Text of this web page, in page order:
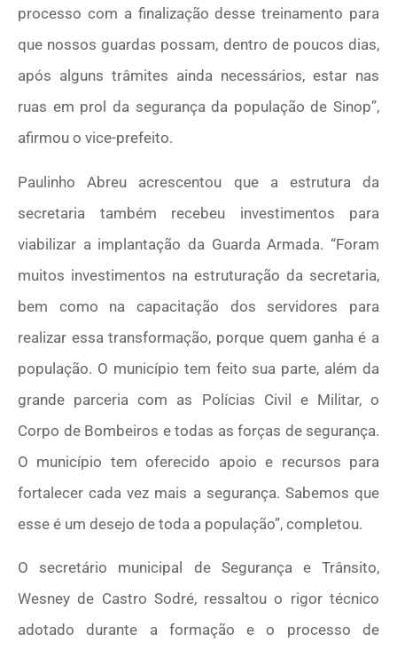
processo com a finalização desse treinamento para
que nossos guardas possam, dentro de poucos dias,
após alguns trâmites ainda necessários, estar nas
ruas em prol da segurança da população de Sinop”,
afirmou o vice-prefeito.
Paulinho Abreu acrescentou que a estrutura da
secretaria também recebeu investimentos para
viabilizar a implantação da Guarda Armada. “Foram
muitos investimentos na estruturação da secretaria,
bem como na capacitação dos servidores para
realizar essa transformação, porque quem ganha é a
população. O município tem feito sua parte, além da
grande parceria com as Polícias Civil e Militar, o
Corpo de Bombeiros e todas as forças de segurança.
O município tem oferecido apoio e recursos para
fortalecer cada vez mais a segurança. Sabemos que
esse é um desejo de toda a população”, completou.
O secretário municipal de Segurança e Trânsito,
Wesney de Castro Sodré, ressaltou o rigor técnico
adotado durante a formação e o processo de